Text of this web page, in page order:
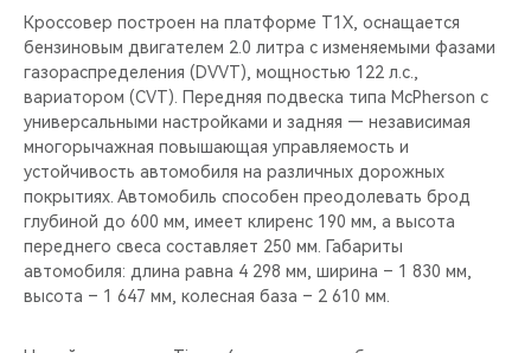
Кроссовер построен на платформе T1X, оснащается
бензиновым двигателем 2.0 литра с изменяемыми фазами
газораспределения (DVVT), мощностью 122 л.с.,
вариатором (CVT). Передняя подвеска типа McPherson с
универсальными настройками и задняя — независимая
многорычажная повышающая управляемость и
устойчивость автомобиля на различных дорожных
покрытиях. Автомобиль способен преодолевать брод
глубиной до 600 мм, имеет клиренс 190 мм, а высота
переднего свеса составляет 250 мм. Габариты
автомобиля: длина равна 4 298 мм, ширина – 1 830 мм,
высота – 1 647 мм, колесная база – 2 610 мм.